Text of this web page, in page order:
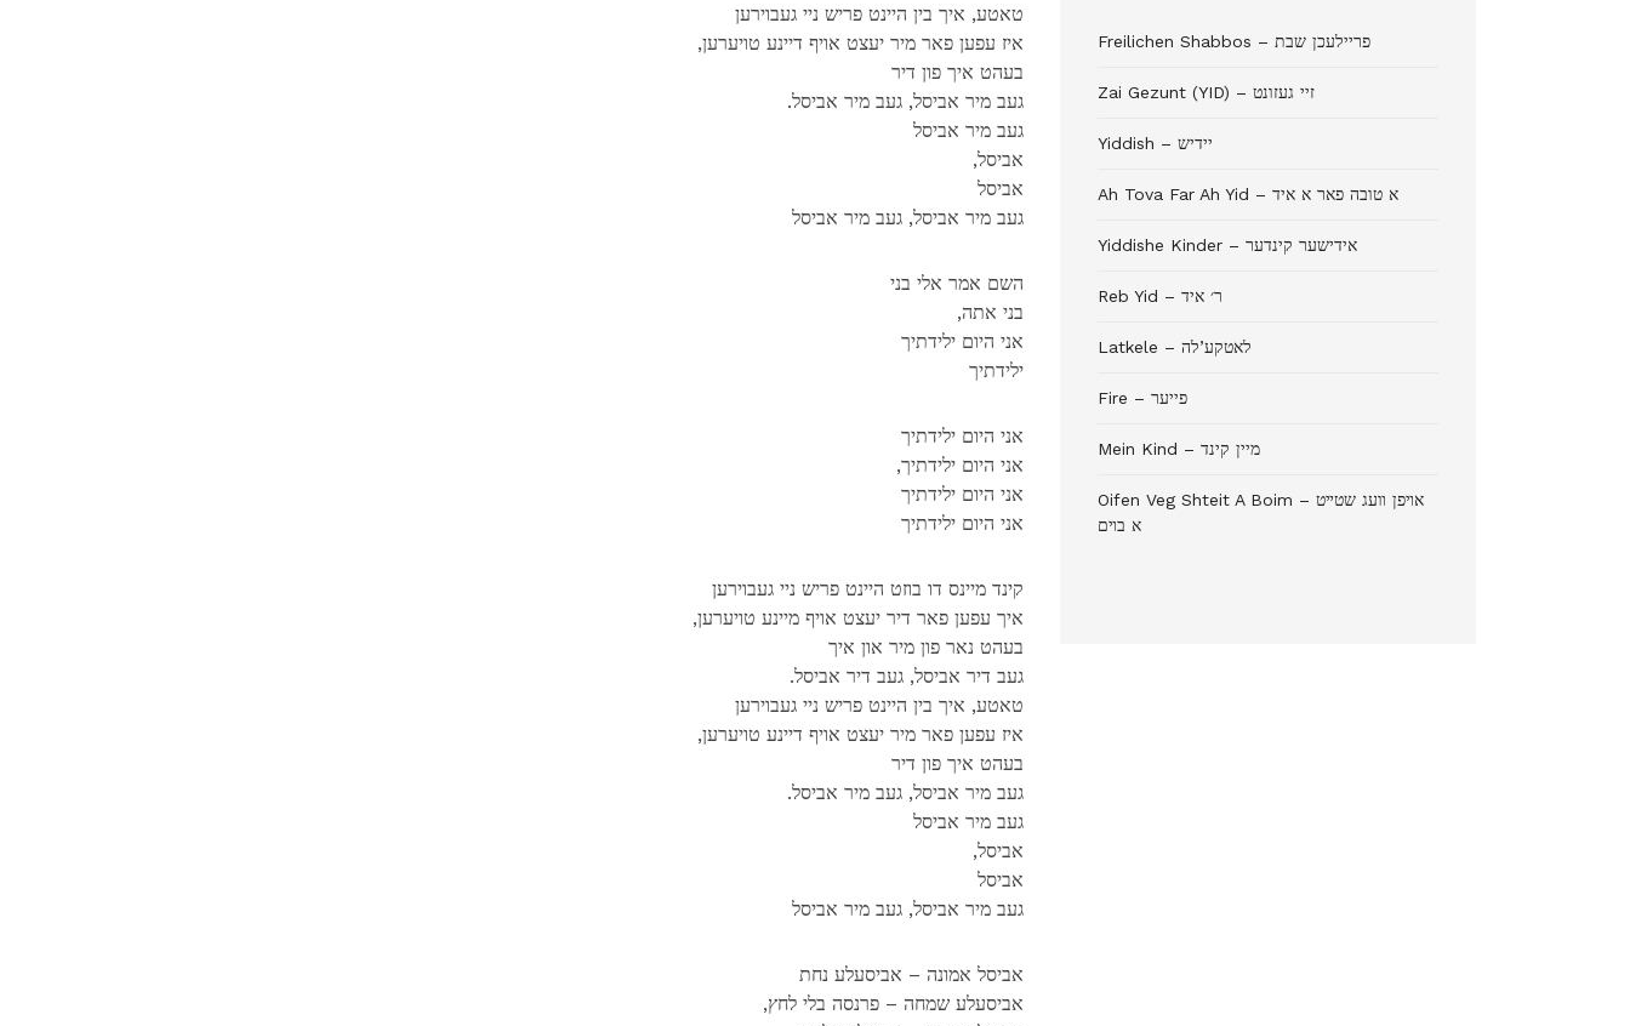
טאטע, איך בין היינט פריש ניי געבוירען
,איז עפען פאר מיר יעצט אויף דיינע טויערען
בעהט איך פון דיר
.געב מיר אביסל, געב מיר אביסל
געב מיר אביסל
,אביסל
אביסל
געב מיר אביסל, געב מיר אביסל
השם אמר אלי בני
,בני אתה
אני היום ילידתיך
ילידתיך
אני היום ילידתיך
,אני היום ילידתיך
אני היום ילידתיך
אני היום ילידתיך
קינד מיינס דו בוזט היינט פריש ניי געבוירען
,איך עפען פאר דיר יעצט אויף מיינע טויערען
בעהט נאר פון מיר און איך
.געב דיר אביסל, געב דיר אביסל
טאטע, איך בין היינט פריש ניי געבוירען
,איז עפען פאר מיר יעצט אויף דיינע טויערען
בעהט איך פון דיר
.געב מיר אביסל, געב מיר אביסל
געב מיר אביסל
,אביסל
אביסל
געב מיר אביסל, געב מיר אביסל
אביסל אמונה – אביסעלע נחת
,אביסעלע שמחה – פרנסה בלי לחץ
Freilichen Shabbos – פריילעכן שבת
Zai Gezunt (YID) – זיי געזונט
Yiddish – יידיש
Ah Tova Far Ah Yid – א טובה פאר א איד
Yiddishe Kinder – אידישער קינדער
Reb Yid – ר׳ איד
Latkele – לאטקע’לה
Fire – פייער
Mein Kind – מיין קינד
Oifen Veg Shteit A Boim – אױפן װעג שטײט
א בױם